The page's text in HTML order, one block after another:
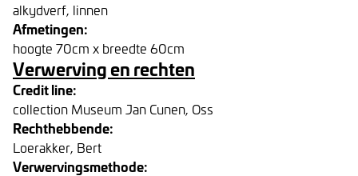
alkydverf, linnen
Afmetingen:
hoogte 70cm x breedte 60cm
Verwerving en rechten
Credit line:
collection Museum Jan Cunen, Oss
Rechthebbende:
Loerakker, Bert
Verwervingsmethode: